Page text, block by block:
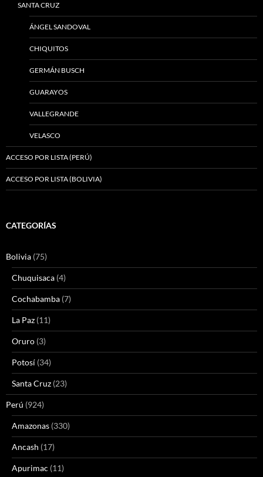
SANTA CRUZ
ÁNGEL SANDOVAL
CHIQUITOS
GERMÁN BUSCH
GUARAYOS
VALLEGRANDE
VELASCO
ACCESO POR LISTA (PERÚ)
ACCESO POR LISTA (BOLIVIA)
CATEGORÍAS
Bolivia (75)
Chuquisaca (4)
Cochabamba (7)
La Paz (11)
Oruro (3)
Potosí (34)
Santa Cruz (23)
Perú (924)
Amazonas (330)
Ancash (17)
Apurimac (11)